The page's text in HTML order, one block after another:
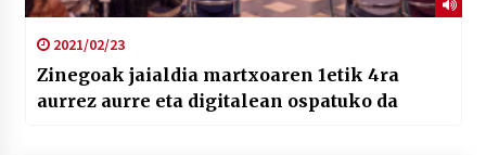
2021/02/23
Zinegoak jaialdia martxoaren 1etik 4ra
aurrez aurre eta digitalean ospatuko da